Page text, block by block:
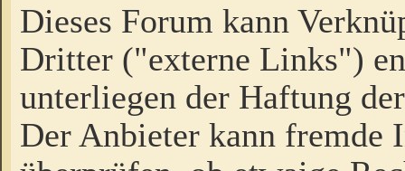
Dieses Forum kann
Dritter ("externe Links")
unterliegen der Haftung
Der Anbieter kann fremde